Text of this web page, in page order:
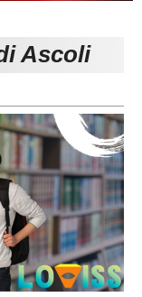
Carica la tua Rosa
Ascoli